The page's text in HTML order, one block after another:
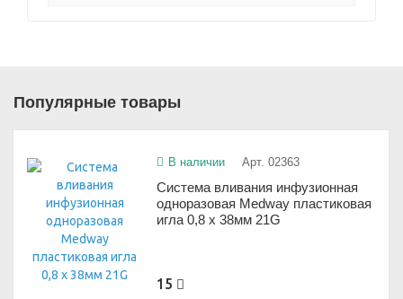
Популярные товары
В наличии Арт. 02363
Система вливания инфузионная
одноразовая Medway пластиковая
игла 0,8 x 38мм 21G
15